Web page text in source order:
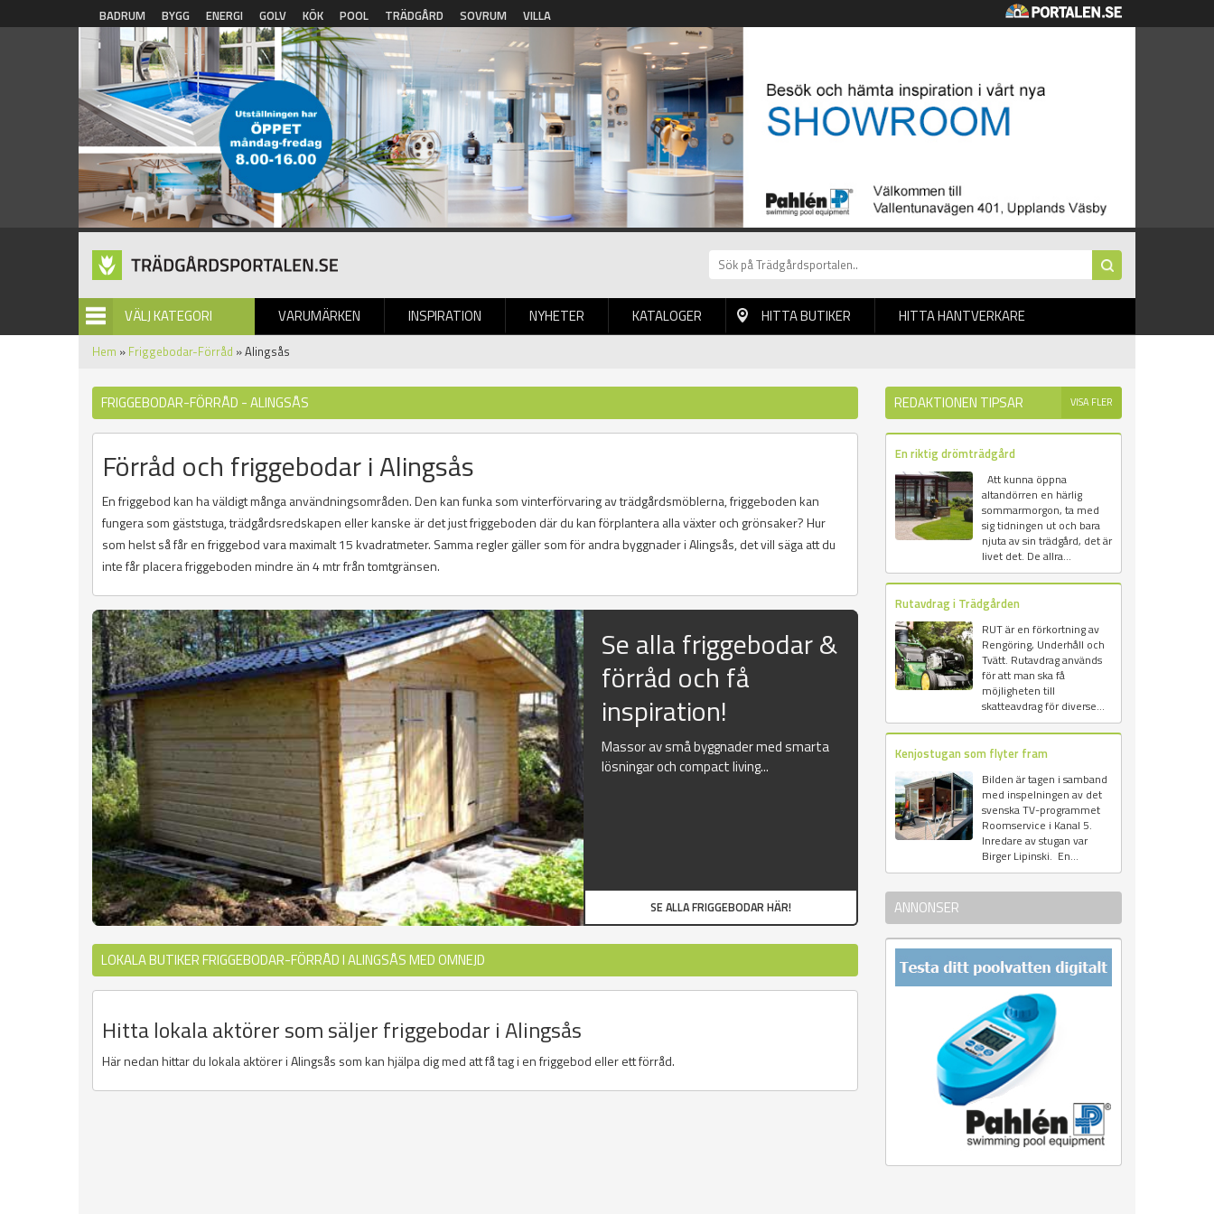
Hoppa till huvudinnehåll
BADRUM BYGG ENERGI GOLV KÖK POOL TRÄDGÅRD SOVRUM VILLA
VÄLJ KATEGORI VARUMÄRKEN INSPIRATION NYHETER
BILDGALLERI KATALOGER HITTA BUTIKER HITTA HANTVERKARE
Hem » Friggebodar-Förråd » Alingsås
FRIGGEBODAR-FÖRRÅD - ALINGSÅS
Förråd och friggebodar i Alingsås
En friggebod kan ha väldigt många användningsområden. Den kan funka som vinterförvaring av trädgårdsmöblerna, friggeboden kan
fungera som gäststuga, trädgårdsredskapen eller kanske är det just friggeboden där du kan förplantera alla växter och grönsaker? Hur
som helst så får en friggebod vara maximalt 15 kvadratmeter. Samma regler gäller som för andra byggnader i Alingsås, det vill säga att du
inte får placera friggeboden mindre än 4 mtr från tomtgränsen.
Se alla friggebodar &
förråd och få
inspiration!
Massor av små byggnader med smarta
lösningar och compact living...
SE ALLA FRIGGEBODAR HÄR!
LOKALA BUTIKER FRIGGEBODAR-FÖRRÅD I ALINGSÅS MED OMNEJD
Hitta lokala aktörer som säljer friggebodar i Alingsås
Här nedan hittar du lokala aktörer i Alingsås som kan hjälpa dig med att få tag i en friggebod eller ett förråd.
REDAKTIONEN TIPSAR VISA FLER
En riktig drömträdgård
Att kunna öppna
altandörren en härlig
sommarmorgon, ta med
sig tidningen ut och bara
njuta av sin trädgård, det är
livet det. De allra...
Rutavdrag i Trädgården
RUT är en förkortning av
Rengöring, Underhåll och
Tvätt. Rutavdrag används
för att man ska få
möjligheten till
skatteavdrag för diverse...
Kenjostugan som flyter fram
Bilden är tagen i samband
med inspelningen av det
svenska TV-programmet
Roomservice i Kanal 5.
Inredare av stugan var
Birger Lipinski. En...
ANNONSER